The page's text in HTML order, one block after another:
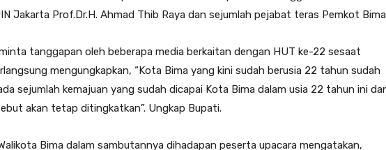
Jakarta Prof.Dr.H. Ahmad Thib Raya dan sejumlah pejabat teras Pemkot
tanggapan oleh beberapa media berkaitan dengan HUT ke-22 sesaat
mengungkapkan, “Kota Bima yang kini sudah berusia 22 tahun sudah
sejumlah kemajuan yang sudah dicapai Kota Bima dalam usia 22 tahun ini
akan tetap ditingkatkan”. Ungkap Bupati.
Bima dalam sambutannya dihadapan peserta upacara mengatakan,